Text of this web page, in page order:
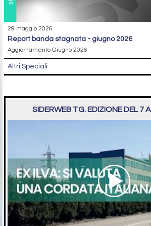
29 maggio 2026
report banda stagnata - giugno 2026
Aggiornamento Giugno 2026
Altri Speciali
SIDERWEB TG. EDIZIONE DEL 7